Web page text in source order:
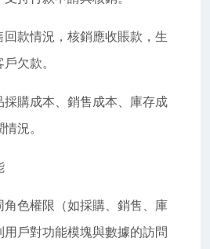
款情況，核銷應收賬款，生
欠款。
採購成本、銷售成本、庫存成
況。
色權限（如採購、銷售、庫
戶對功能模塊與數據的訪問